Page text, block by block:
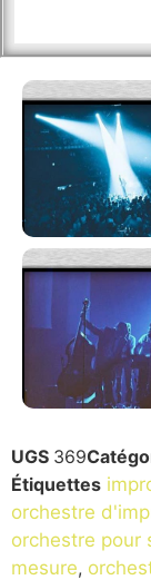
UGS 369
Étiquettes
orchestre
orchestre pour
mesure,